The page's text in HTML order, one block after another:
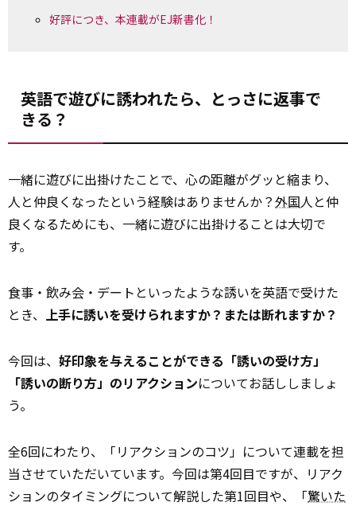
好評につき、本連載がEJ新書化！
英語で遊びに誘われたら、とっさに返事で
きる？
一緒に遊びに出掛けたことで、心の距離がグッと縮まり、
人と仲良くなったという経験はありませんか？外国人と仲
良くなるためにも、一緒に遊びに出掛けることは大切で
す。
食事・飲み会・デートといったような誘いを英語で受けた
とき、 上手に誘いを受けられますか？または断れますか？
今回は、 好印象を与えることができる「誘いの受け方」
「誘いの断り方」のリアクションについてお話ししましょ
う。
全6回にわたり、「リアクションのコツ」について連載を担
当させていただいています。今回は第4回目ですが、リアク
ションのタイミングについて解説した第1回目や、「驚いた